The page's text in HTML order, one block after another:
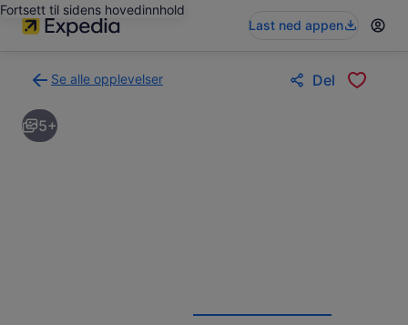
Fortsett til sidens hovedinnhold
Last ned appen
Se alle opplevelser
til
søkeresultatsiden
med
Del
5+